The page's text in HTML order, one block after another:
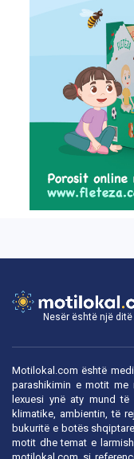
Nesër është një ditë
Motilokal.com është
parashikimin e motit me
lexuesi ynë aty mund
klimatike, ambientin, të
bukuritë e botës
motit dhe temat e